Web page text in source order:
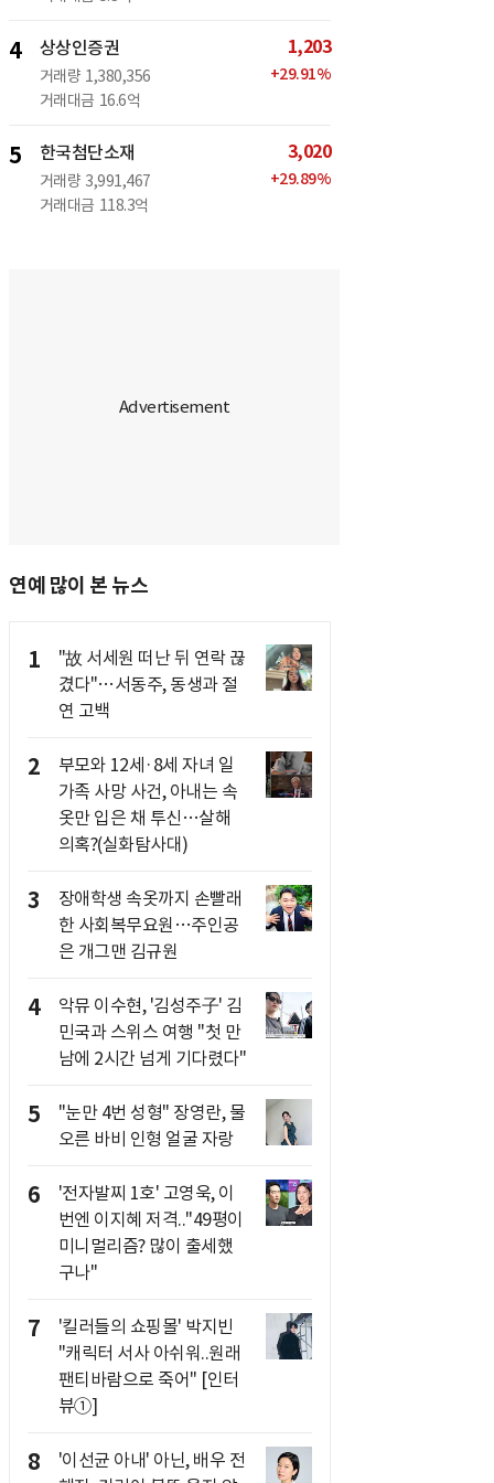
4 상상인증권
거래량 1,380,356
거래대금 16.6억
1,203
+29.91%
5 한국첨단소재
거래량 3,991,467
거래대금 118.3억
3,020
+29.89%
연예 많이 본 뉴스
1
"故 서세원 떠난 뒤 연락 끊
겼다"…서동주, 동생과 절
연 고백
2
부모와 12세·8세 자녀 일
가족 사망 사건, 아내는 속
옷만 입은 채 투신…살해
의혹?(실화탐사대)
3
장애학생 속옷까지 손빨래
한 사회복무요원…주인공
은 개그맨 김규원
4
악뮤 이수현, '김성주子' 김
민국과 스위스 여행 "첫 만
남에 2시간 넘게 기다렸다"
5
"눈만 4번 성형" 장영란, 물
오른 바비 인형 얼굴 자랑
6
'전자발찌 1호' 고영욱, 이
번엔 이지혜 저격.."49평이
미니멀리즘? 많이 출세했
구나"
7
'킬러들의 쇼핑몰' 박지빈
"캐릭터 서사 아쉬워..원래
팬티바람으로 죽어" [인터
뷰①]
8
'이선균 아내' 아닌, 배우 전